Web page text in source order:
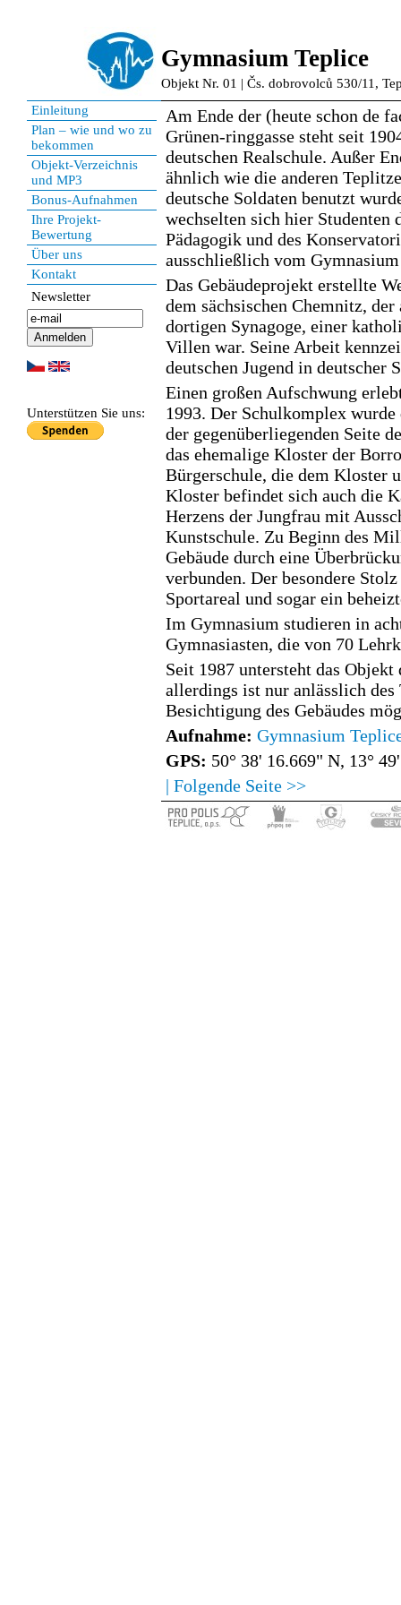
Gymnasium Teplice
Objekt Nr. 01 | Čs. dobrovolců 530/11,
Einleitung
Plan – wie und wo zu
bekommen
Objekt-Verzeichnis
und MP3
Bonus-Aufnahmen
Ihre Projekt-
Bewertung
Über uns
Kontakt
Newsletter
Unterstützen Sie uns:
Am Ende der (heute schon de
Grünen-ringgasse steht seit
deutschen Realschule. Außer
ähnlich wie die anderen
deutsche Soldaten benutzt
wechselten sich hier Studenten
Pädagogik und des
ausschließlich vom
Das Gebäudeprojekt erstellte
dem sächsischen Chemnitz,
dortigen Synagoge, einer
Villen war. Seine Arbeit
deutschen Jugend in deutscher
Einen großen Aufschwung
1993. Der Schulkomplex
der gegenüberliegenden Seite
das ehemalige Kloster der
Bürgerschule, die dem Kloster
Kloster befindet sich auch die
Herzens der Jungfrau mit
Kunstschule. Zu Beginn des
Gebäude durch eine
verbunden. Der besondere
Sportareal und sogar ein
Im Gymnasium studieren in
Gymnasiasten, die von 70
Seit 1987 untersteht das
allerdings ist nur anlässlich des
Besichtigung des Gebäudes
Aufnahme: Gymnasium
GPS: 50° 38' 16.669" N, 13°
| Folgende Seite >>